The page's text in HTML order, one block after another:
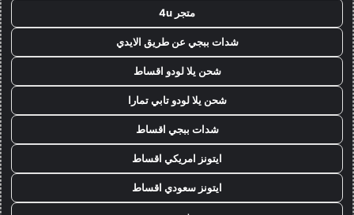
متجر 4u
شدات ببجي عن طريق الايدي
شحن يلا لودو اقساط
شحن يلا لودو تابي تمارا
شدات ببجي اقساط
ايتونز امريكي اقساط
ايتونز سعودي اقساط